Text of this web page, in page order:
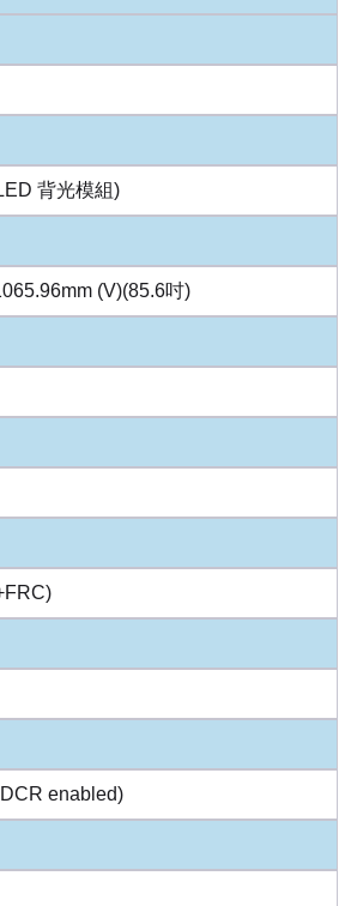
背光模組)
(V)(85.6吋)
enabled)